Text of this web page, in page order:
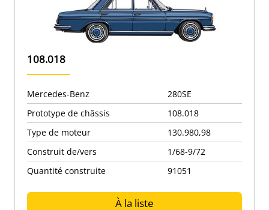
108.018
Mercedes-Benz
280SE
Prototype de châssis
108.018
Type de moteur
130.980,98
Construit de/vers
1/68-9/72
Quantité construite
91051
À la liste